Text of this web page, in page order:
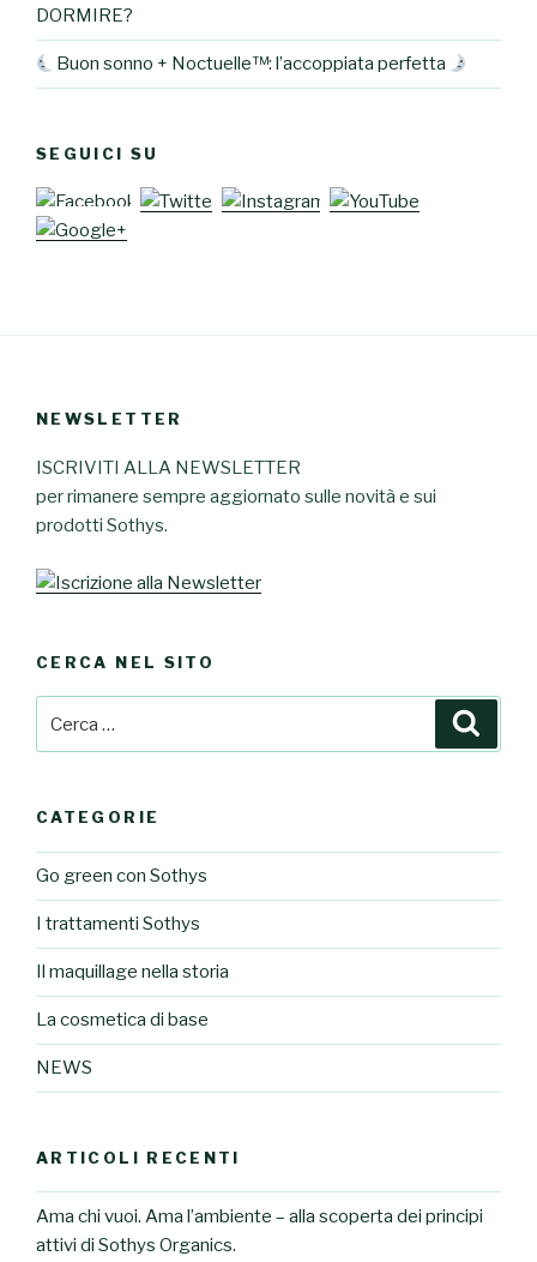
DORMIRE?
Buon sonno + Noctuelle™: l’accoppiata perfetta
SEGUICI SU
NEWSLETTER
ISCRIVITI ALLA NEWSLETTER
per rimanere sempre aggiornato sulle novità e sui
prodotti Sothys.
CERCA NEL SITO
CATEGORIE
Go green con Sothys
I trattamenti Sothys
Il maquillage nella storia
La cosmetica di base
NEWS
ARTICOLI RECENTI
Ama chi vuoi. Ama l’ambiente – alla scoperta dei principi
attivi di Sothys Organics.